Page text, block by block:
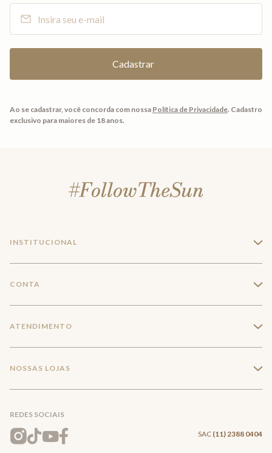
Ao se cadastrar, você concorda com nossa Política de Privacidade. Cadastro
exclusivo para maiores de 18 anos.
INSTITUCIONAL +
Trabalhe conosco
Mapa do Site
CONTA +
Meus pedidos
Wishlist
ATENDIMENTO +
Entrega e Frete
NOSSAS LOJAS +
REDES SOCIAIS
SAC (11) 2388 0404